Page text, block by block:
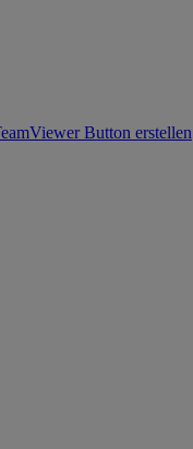
Button erstellen